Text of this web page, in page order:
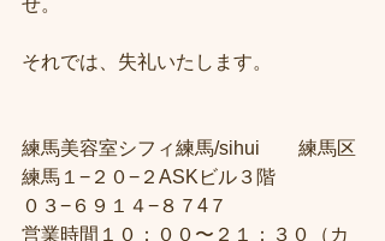
せ。
それでは、失礼いたします。
練馬美容室シフィ練馬/sihui　　練馬区
練馬１−２０−２ASKビル３階
０３−６９１４−８７4７
営業時間１０：００〜２１：３０（カ